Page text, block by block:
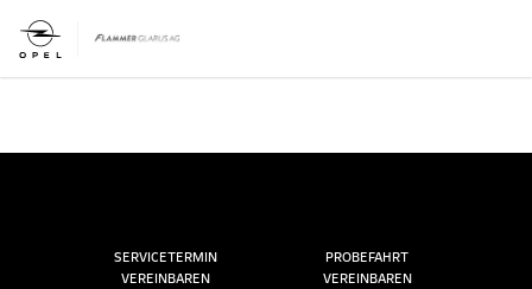
SERVICETERMIN
VEREINBAREN
PROBEFAHRT
VEREINBAREN